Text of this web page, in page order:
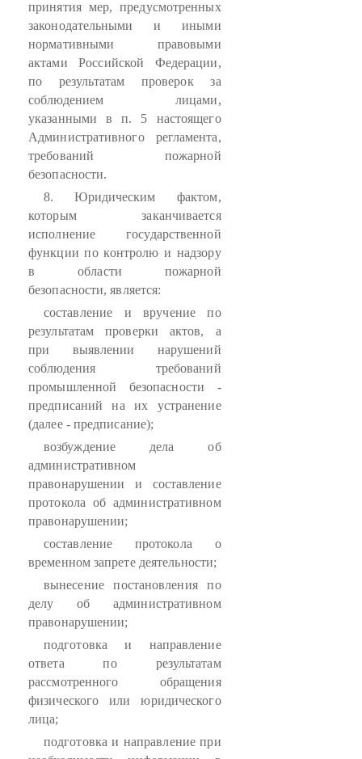
принятия мер, предусмотренных
законодательными и иными
нормативными правовыми
актами Российской Федерации,
по результатам проверок за
соблюдением лицами,
указанными в п. 5 настоящего
Административного регламента,
требований пожарной
безопасности.
8. Юридическим фактом,
которым заканчивается
исполнение государственной
функции по контролю и надзору
в области пожарной
безопасности, является:
составление и вручение по
результатам проверки актов, а
при выявлении нарушений
соблюдения требований
промышленной безопасности -
предписаний на их устранение
(далее - предписание);
возбуждение дела об
административном
правонарушении и составление
протокола об административном
правонарушении;
составление протокола о
временном запрете деятельности;
вынесение постановления по
делу об административном
правонарушении;
подготовка и направление
ответа по результатам
рассмотренного обращения
физического или юридического
лица;
подготовка и направление при